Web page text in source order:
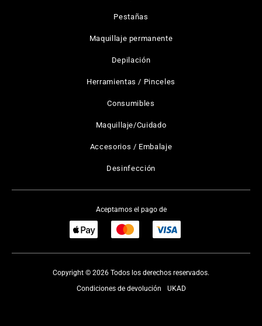
Pestañas
Maquillaje permanente
Depilación
Herramientas / Pinceles
Consumibles
Maquillaje/Cuidado
Accesorios / Embalaje
Desinfección
Aceptamos el pago de
Copyright © 2026 Todos los derechos reservados.
UKAD
Condiciones de devolución